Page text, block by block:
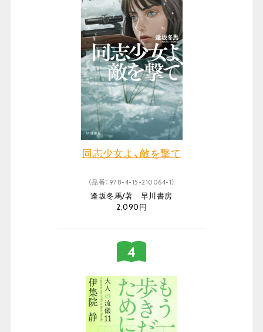
同志少女よ、敵を撃て
（品番：978-4-15-210064-1）
逢坂冬馬/著 早川書房
2,090円